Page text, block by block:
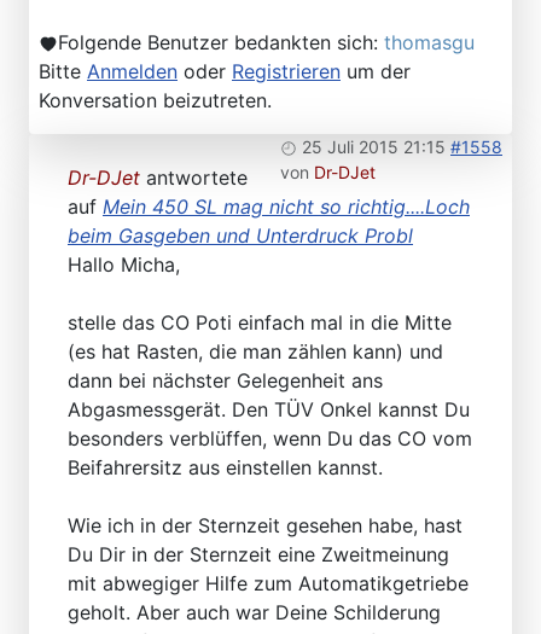
Folgende Benutzer bedankten sich: thomasgu
Bitte Anmelden oder Registrieren um der
Konversation beizutreten.
25 Juli 2015 21:15 #1558
von Dr-DJet
Dr-DJet antwortete
auf Mein 450 SL mag nicht so richtig....Loch
beim Gasgeben und Unterdruck Probl
Hallo Micha,
stelle das CO Poti einfach mal in die Mitte
(es hat Rasten, die man zählen kann) und
dann bei nächster Gelegenheit ans
Abgasmessgerät. Den TÜV Onkel kannst Du
besonders verblüffen, wenn Du das CO vom
Beifahrersitz aus einstellen kannst.
Wie ich in der Sternzeit gesehen habe, hast
Du Dir in der Sternzeit eine Zweitmeinung
mit abwegiger Hilfe zum Automatikgetriebe
geholt. Aber auch war Deine Schilderung